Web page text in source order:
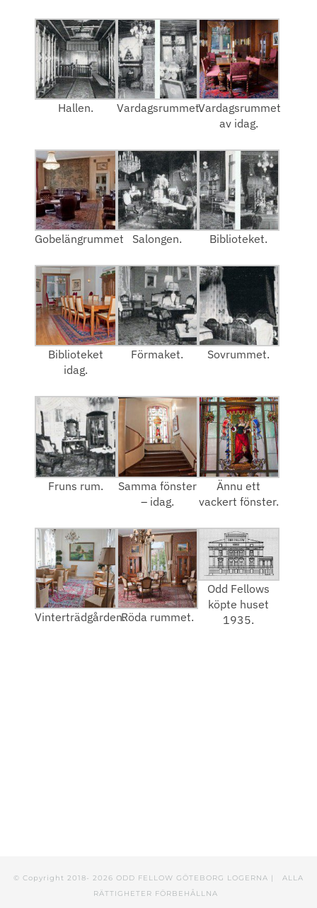
Hallen. Vardagsrummet.Vardagsrummet
av idag.
Gobelängrummet Salongen. Biblioteket.
Biblioteket
idag.
Förmaket. Sovrummet.
Fruns rum.
Samma fönster
– idag.
Ännu ett
vackert fönster.
Vinterträdgården.Röda rummet.
Odd Fellows
köpte huset
1935.
© Copyright 2018- 2026 ODD FELLOW GÖTEBORG LOGERNA | ALLA
RÄTTIGHETER FÖRBEHÅLLNA